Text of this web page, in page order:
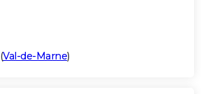
(Val-de-Marne)